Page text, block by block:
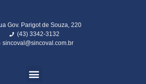
Gov. Parigot de Souza, 220
(43) 3342-3132
sincoval@sincoval.com.br